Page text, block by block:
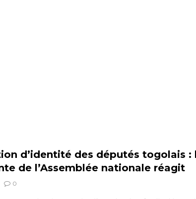
d’identité des députés togolais :
de l’Assemblée nationale réagit
0